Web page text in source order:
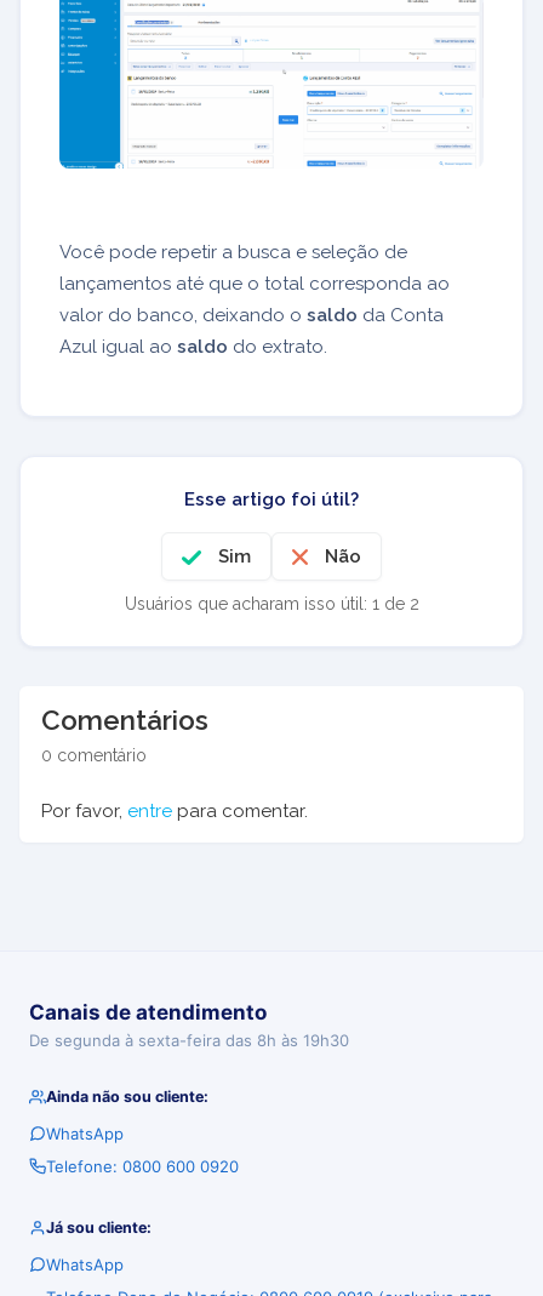
Você pode repetir a busca e seleção de
lançamentos até que o total corresponda ao
valor do banco, deixando o saldo da Conta
Azul igual ao saldo do extrato.
Esse artigo foi útil?
Sim Não
Usuários que acharam isso útil: 1 de 2
Comentários
0 comentário
Por favor, entre para comentar.
Canais de atendimento
De segunda à sexta-feira das 8h às 19h30
Ainda não sou cliente:
WhatsApp
Telefone: 0800 600 0920
Já sou cliente:
WhatsApp